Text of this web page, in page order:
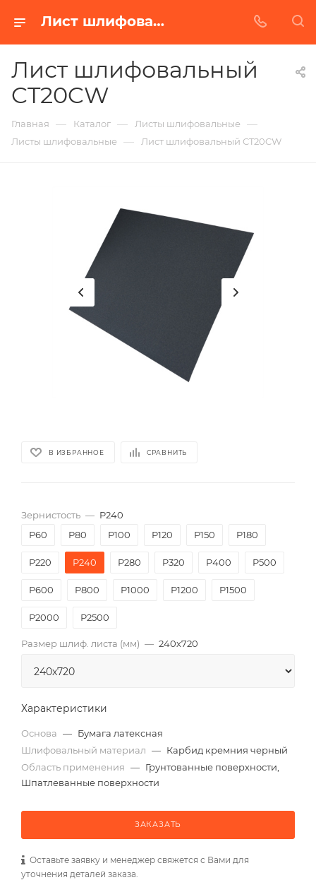
Лист шлифовальный CT20CW в Белгороде | Купить по недорогой цене от Абразивного Завода
Лист шлифовальный
CT20CW
Главная — Каталог — Листы шлифовальные —
Листы шлифовальные — Лист шлифовальный CT20CW
В ИЗБРАННОЕ СРАВНИТЬ
Зернистость — P240
P60
P80 P100 P120 P150 P180
P220 P240 P280 P320 P400 P500
P600 P800 P1000 P1200 P1500
P2000 Р2500
Размер шлиф. листа (мм) — 240х720
Характеристики
Основа — Бумага латексная
Шлифовальный материал — Карбид кремния черный
Область применения — Грунтованные поверхности,
Шпатлеванные поверхности
ЗАКАЗАТЬ
Оставьте заявку и менеджер свяжется с Вами для
уточнения деталей заказа.